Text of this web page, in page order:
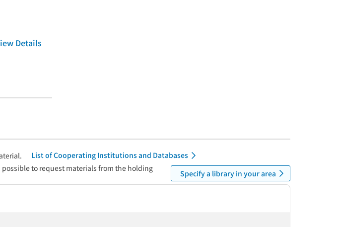
Details
List of Cooperating Institutions and Databases
to request materials from the holding
Specify a library in your area